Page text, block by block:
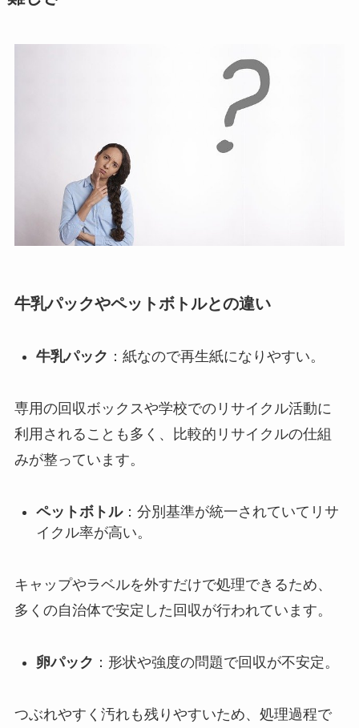
牛乳パックやペットボトルとの違い
牛乳パック ：紙なので再生紙になりやすい。
専用の回収ボックスや学校でのリサイクル活動に
利用されることも多く、比較的リサイクルの仕組
みが整っています。
ペットボトル：分別基準が統一されていてリサ
イクル率が高い。
キャップやラベルを外すだけで処理できるため、
多くの自治体で安定した回収が行われています。
卵パック ：形状や強度の問題で回収が不安定。
つぶれやすく汚れも残りやすいため、処理過程で